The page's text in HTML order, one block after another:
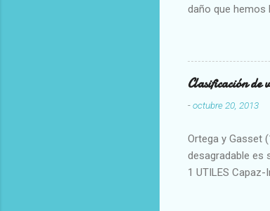
daño que hemos
Clasificación de
-octubre 20, 2013
Ortega y Gasset
desagradable es
1 UTILES
Aproximado